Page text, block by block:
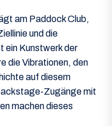
am Paddock Club,
und die
ein Kunstwerk der
die Vibrationen, den
auf diesem
Zugänge mit
machen dieses